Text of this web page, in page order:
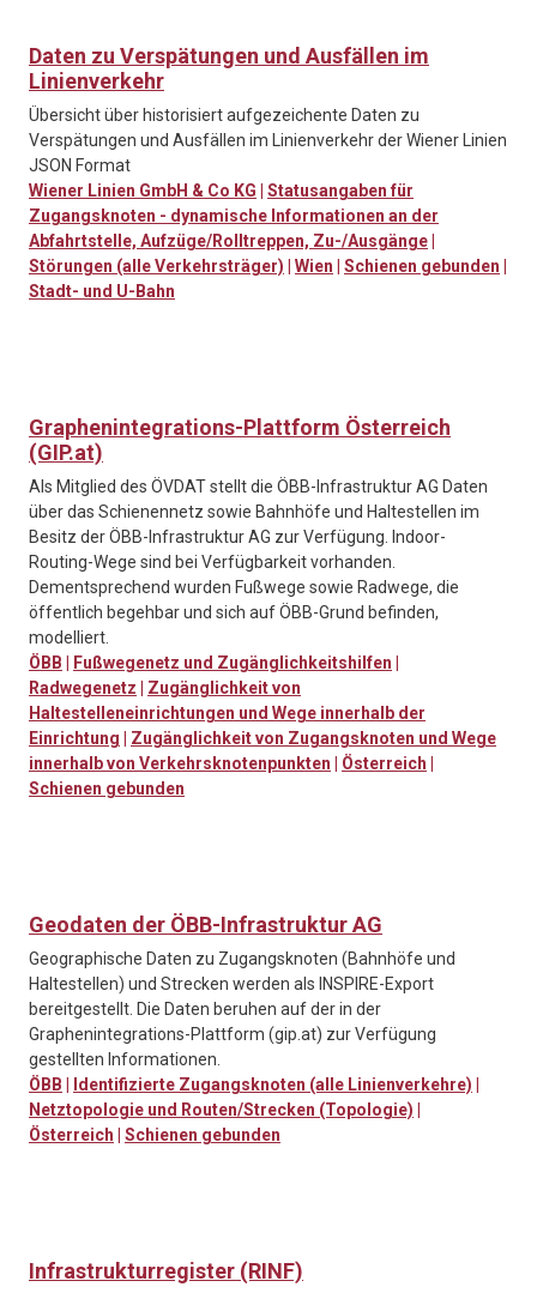
Daten zu Verspätungen und Ausfällen im
Linienverkehr
Übersicht über historisiert aufgezeichente Daten zu
Verspätungen und Ausfällen im Linienverkehr der Wiener Linien
JSON Format
Wiener Linien GmbH & Co KG
Statusangaben für
Zugangsknoten - dynamische Informationen an der
Abfahrtstelle, Aufzüge/Rolltreppen, Zu-/Ausgänge
Störungen (alle Verkehrsträger)
Wien Schienen gebunden
Stadt- und U-Bahn
Graphenintegrations-Plattform Österreich
(GIP.at)
Als Mitglied des ÖVDAT stellt die ÖBB-Infrastruktur AG Daten
über das Schienennetz sowie Bahnhöfe und Haltestellen im
Besitz der ÖBB-Infrastruktur AG zur Verfügung. Indoor-
Routing-Wege sind bei Verfügbarkeit vorhanden.
Dementsprechend wurden Fußwege sowie Radwege, die
öffentlich begehbar und sich auf ÖBB-Grund befinden,
modelliert.
ÖBB
Fußwegenetz und Zugänglichkeitshilfen
Radwegenetz
Zugänglichkeit von
Haltestelleneinrichtungen und Wege innerhalb der
Einrichtung
Zugänglichkeit von Zugangsknoten und Wege
innerhalb von Verkehrsknotenpunkten
Österreich
Schienen gebunden
Geodaten der ÖBB-Infrastruktur AG
Geographische Daten zu Zugangsknoten (Bahnhöfe und
Haltestellen) und Strecken werden als INSPIRE-Export
bereitgestellt. Die Daten beruhen auf der in der
Graphenintegrations-Plattform (gip.at) zur Verfügung
gestellten Informationen.
ÖBB
Identifizierte Zugangsknoten (alle Linienverkehre)
Netztopologie und Routen/Strecken (Topologie)
Österreich
Schienen gebunden
Infrastrukturregister (RINF)